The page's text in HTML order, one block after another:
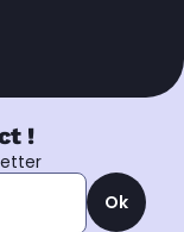
!
Ok